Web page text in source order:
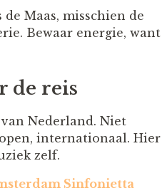
Maas, misschien de
Bewaar energie, want
de reis
Nederland. Niet
internationaal. Hier
zelf.
Sinfonietta